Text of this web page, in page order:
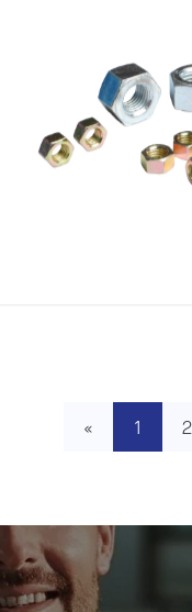
« 1 2